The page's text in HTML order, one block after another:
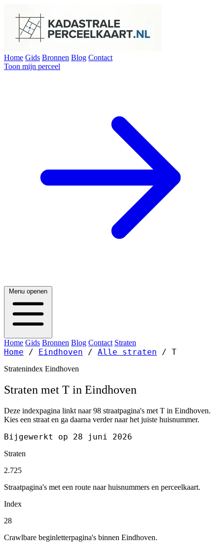
Home Gids Bronnen Blog Contact
Toon mijn perceel
Menu openen
Home Gids Bronnen Blog Contact Straten
Home / Eindhoven / Alle straten / T
Stratenindex Eindhoven
Straten met T in Eindhoven
Deze indexpagina linkt naar 98 straatpagina's met T in Eindhoven.
Kies een straat en ga daarna verder naar het juiste huisnummer.
Bijgewerkt op 28 juni 2026
Straten
2.725
Straatpagina's met een route naar huisnummers en perceelkaart.
Index
28
Crawlbare beginletterpagina's binnen Eindhoven.